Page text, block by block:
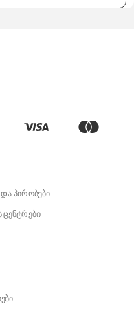
და პირობები
ცენტრები